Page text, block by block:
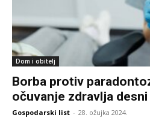
Dom i obitelj
Borba protiv
očuvanje zdravlja desni
Gospodarski list - 28. ožujka 2024.